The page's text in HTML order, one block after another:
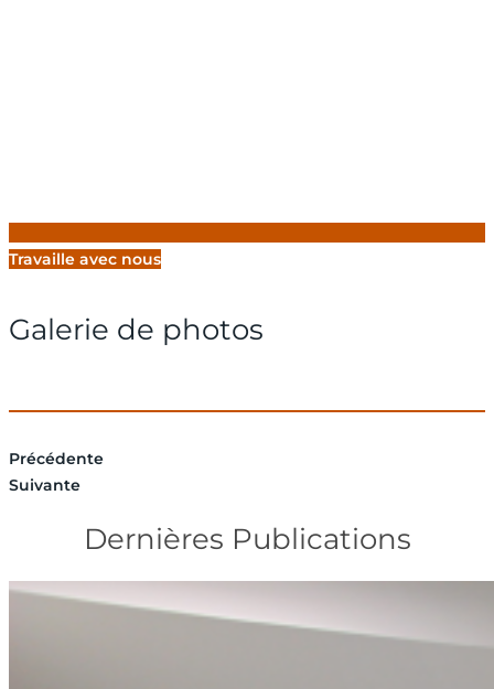
Travaille avec nous
Galerie de photos
Précédente
Suivante
Dernières Publications